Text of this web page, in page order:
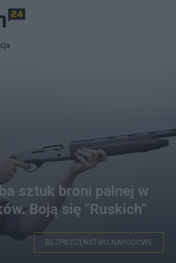
sztuk broni palnej w
Boją się "Ruskich"
BEZPIECZEŃSTWO NARODOWE